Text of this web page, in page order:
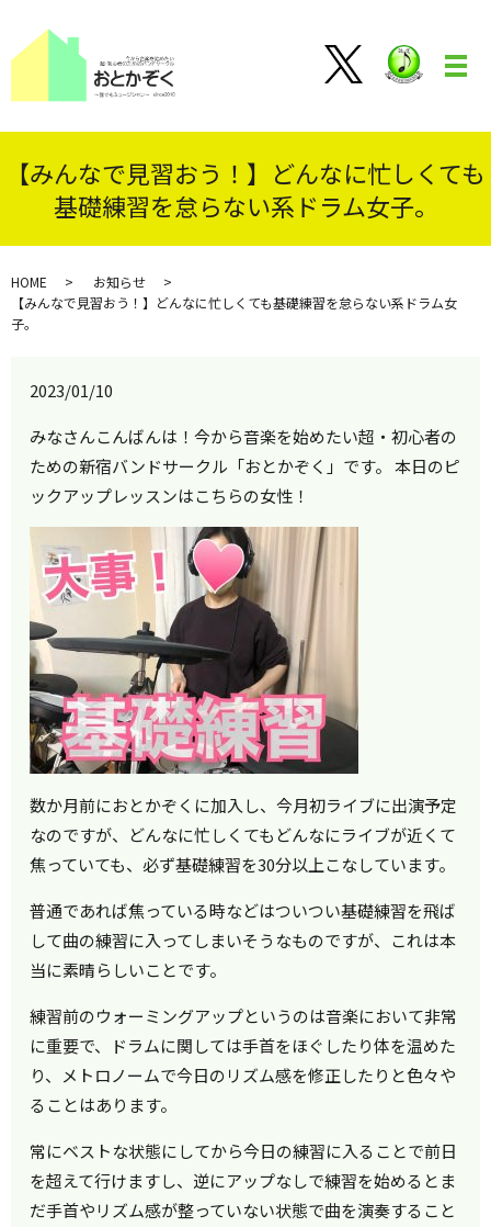
メ
【みんなで見習おう！】どんなに忙しくても
基礎練習を怠らない系ドラム女子。
HOME
お知らせ
【みんなで見習おう！】どんなに忙しくても基礎練習を怠らない系ドラム女
子。
2023/01/10
みなさんこんばんは！今から音楽を始めたい超・初心者の
ための新宿バンドサークル「おとかぞく」です。 本日のピ
ックアップレッスンはこちらの女性！
数か月前におとかぞくに加入し、今月初ライブに出演予定
なのですが、どんなに忙しくてもどんなにライブが近くて
焦っていても、必ず基礎練習を30分以上こなしています。
普通であれば焦っている時などはついつい基礎練習を飛ば
して曲の練習に入ってしまいそうなものですが、これは本
当に素晴らしいことです。
練習前のウォーミングアップというのは音楽において非常
に重要で、ドラムに関しては手首をほぐしたり体を温めた
り、メトロノームで今日のリズム感を修正したりと色々や
ることはあります。
常にベストな状態にしてから今日の練習に入ることで前日
を超えて行けますし、逆にアップなしで練習を始めるとま
だ手首やリズム感が整っていない状態で曲を演奏すること